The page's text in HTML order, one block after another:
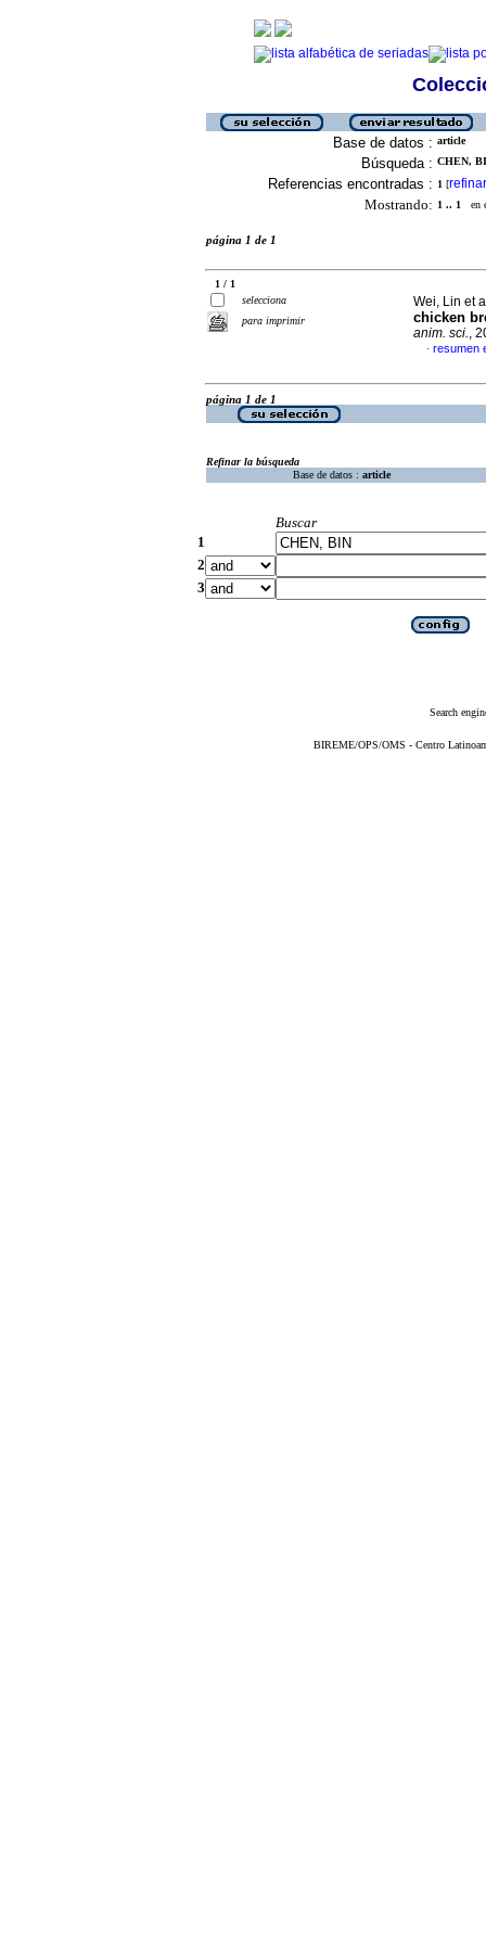
Base de datos : article
Búsqueda : CHEN,
Referencias encontradas : 1 [refinar
Mostrando: 1 .. 1 en
página 1 de 1
1 / 1
selecciona
para imprimir
Wei, Lin et
chicken
anim. sci.,
· resumen
página 1 de 1
Refinar la búsqueda
Base de datos : article
Buscar
1
2
3
Search
BIREME/OPS/OMS - Centro